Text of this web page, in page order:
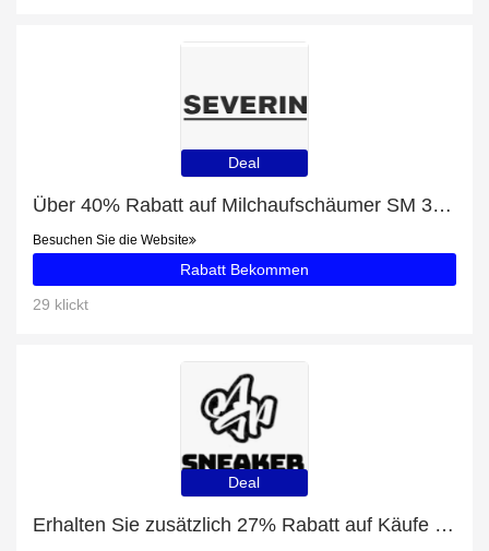
Deal
Über 40% Rabatt auf Milchaufschäumer SM 3590 nur für EU-Kunden
Besuchen Sie die Website
Rabatt Bekommen
29 klickt
Deal
Erhalten Sie zusätzlich 27% Rabatt auf Käufe von Damen Jeanshose LEE BREESE THATS RIGHT